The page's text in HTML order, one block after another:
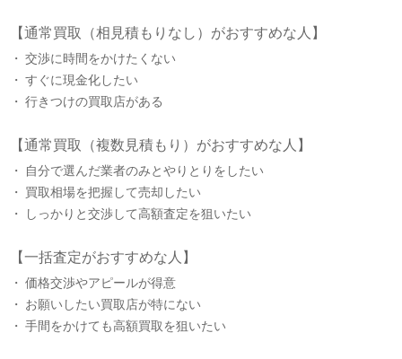
【通常買取（相見積もりなし）がおすすめな人】
交渉に時間をかけたくない
すぐに現金化したい
行きつけの買取店がある
【通常買取（複数見積もり）がおすすめな人】
自分で選んだ業者のみとやりとりをしたい
買取相場を把握して売却したい
しっかりと交渉して高額査定を狙いたい
【一括査定がおすすめな人】
価格交渉やアピールが得意
お願いしたい買取店が特にない
手間をかけても高額買取を狙いたい